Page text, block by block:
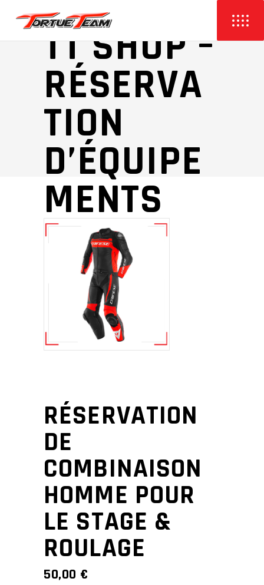
!
TT SHOP –
RÉSERVA
TION
D’ÉQUIPE
MENTS
RÉSERVATION
DE
COMBINAISON
HOMME POUR
LE STAGE &
ROULAGE
50,00 €